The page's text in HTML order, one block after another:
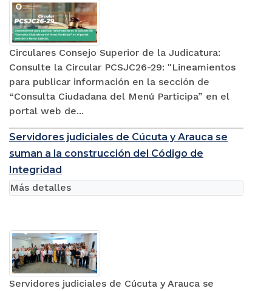
Circulares Consejo Superior de la Judicatura:
Consulte la Circular PCSJC26-29: "Lineamientos
para publicar información en la sección de
“Consulta Ciudadana del Menú Participa” en el
portal web de...
Servidores judiciales de Cúcuta y Arauca se
suman a la construcción del Código de
Integridad
Servidores judiciales de Cúcuta y Arauca se
Más detalles